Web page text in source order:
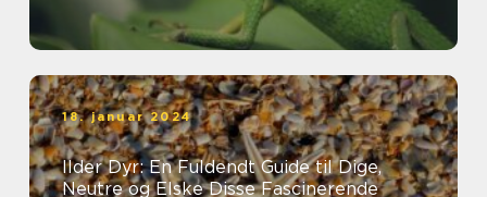
18. januar 2024
Ilder Dyr: En Fuldendt Guide til Dige,
Neutre og Elske Disse Fascinerende